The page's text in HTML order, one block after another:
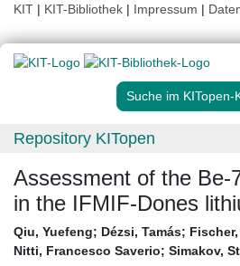
KIT | KIT-Bibliothek | Impressum |
Suche im KITopen-
Repository KITopen
Assessment of the Be-
in the IFMIF-Dones
Qiu, Yuefeng; Dézsi, Tamás;
Nitti, Francesco Saverio; Simakov,